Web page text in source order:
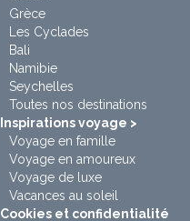
Grèce
Les Cyclades
Bali
Namibie
Seychelles
Toutes nos destinations
Inspirations voyage >
Voyage en famille
Voyage en amoureux
Voyage de luxe
Vacances au soleil
Cookies et confidentialité